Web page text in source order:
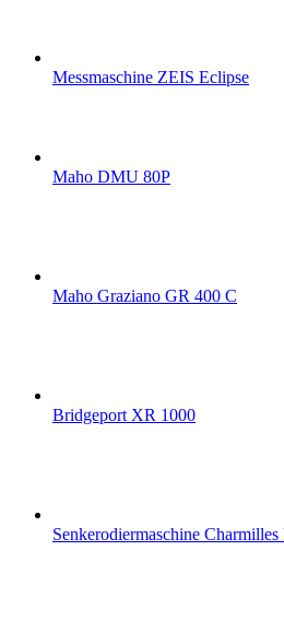
Messmaschine ZEIS Eclipse
Maho DMU 80P
Maho Graziano GR 400 C
Bridgeport XR 1000
Senkerodiermaschine